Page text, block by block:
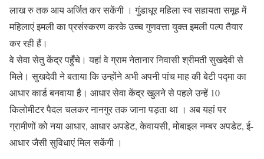
लाख रु तक आय अर्जित कर सकेंगी । गुंडाधूर महिला स्व सहायता समूह में
महिलाएं इमली का प्रसंस्करण करके उच्च गुणवत्ता युक्त इमली पल्प तैयार
कर रही हैं।
वे सेवा सेतु केंद्र पहुँचे। यहां वे ग्राम नेतानार निवासी श्रीमती सुखदेवी से
मिले। सुखदेवी ने बताया कि उन्होंने अभी अपनी पांच माह की बेटी पद्मा का
आधार कार्ड बनवाया है। आधार सेवा केंद्र खुलने से पहले उन्हें 10
किलोमीटर पैदल चलकर नानगुर तक जाना पड़ता था । अब यहां पर
ग्रामीणों को नया आधार, आधार अपडेट, केवायसी, मोबाइल नम्बर अपडेट, ई-
आधार जैसी सुविधाएं मिल सकेंगी ।